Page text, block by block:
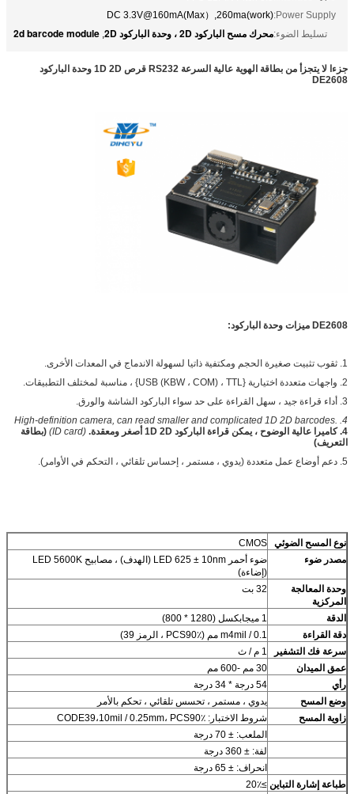
Power Supply:
DC 3.3V@160mA(Max）,260ma(work)
تسليط الضوء:محرك مسح الباركود 2D ، وحدة الباركود 2D ,
2d barcode module
جزءا لا يتجزأ من بطاقة الهوية عالية السرعة RS232 قرص 1D 2D وحدة الباركود
DE2608
DE2608 ميزات وحدة الباركود:
1. ثقوب تثبيت صغيرة الحجم ومكتفية ذاتيا لسهولة الاندماج في المعدات الأخرى.
2. واجهات متعددة اختيارية {USB (KBW ، COM) ، TTL} ، مناسبة لمختلف التطبيقات.
3. أداء قراءة جيد ، سهل القراءة على حد سواء الباركود الشاشة والورق.
4. High-definition camera, can read smaller and complicated 1D 2D barcodes.
4. كاميرا عالية الوضوح ، يمكن قراءة الباركود 1D 2D أصغر ومعقدة.
(ID card)
(بطاقة
التعريف)
5. دعم أوضاع عمل متعددة (يدوي ، مستمر ، إحساس تلقائي ، التحكم في الأوامر).
نوع المسح الضوئي
CMOS
مصدر ضوء
ضوء أحمر LED 625 ± 10nm (الهدف) ، مصابيح LED 5600K
(إضاءة)
وحدة المعالجة
المركزية
32 بت
الدقة
1 ميجابكسل (1280 * 800)
دقة القراءة
m4mil / 0.1 مم (PCS90٪ ، الرمز 39)
سرعة فك التشفير
1 م / ث
عمق الميدان
30 مم -600 مم
رأي
54 درجة * 34 درجة
وضع المسح
يدوي ، مستمر ، تحسس تلقائي ، تحكم بالأمر
زاوية المسح
شروط الاختبار: CODE39،10mil / 0.25mm، PCS90٪
الملعب: ± 70 درجة
لفة: ± 360 درجة
انحراف: ± 65 درجة
طباعة إشارة التباين ≥20٪